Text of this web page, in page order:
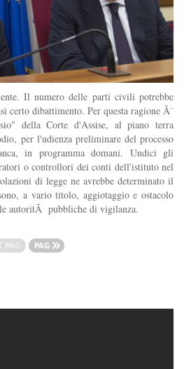
Il numero delle parti civili potrebbe
certo dibattimento. Per questa ragione Ã¨
della Corte d'Assise, al piano terra
per l'udienza preliminare del processo
in programma domani. Undici gli
o controllori dei conti dell'istituto nel
di legge ne avrebbe determinato il
a vario titolo, aggiotaggio e ostacolo
autoritÃ pubbliche di vigilanza.